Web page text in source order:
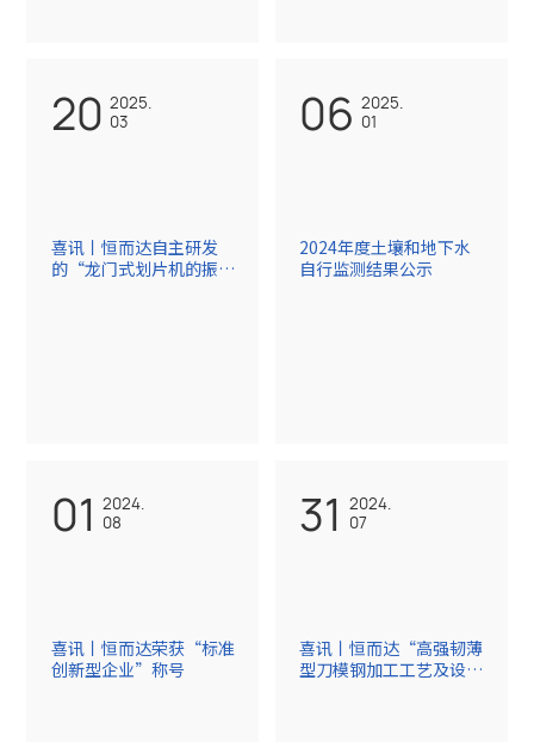
20 2025.
03
喜讯丨恒而达自主研发
的“龙门式划片机的振动
06 2025.
01
2024年度土壤和地下水
自行监测结果公示
01 2024.
08
喜讯丨恒而达荣获“标准
创新型企业”称号
31
2024.
07
喜讯丨恒而达“高强韧薄
型刀模钢加工工艺及设